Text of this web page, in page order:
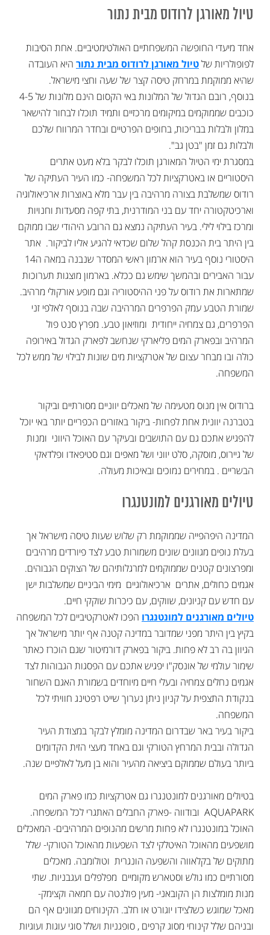
טיול מאורגן לרודוס מבית נתור
אחד מיעדי החופשה המשפחתיים האולטימטיביים. אחת הסיבות
לפופולריות שלטיול מאורגן לרודוס מבית נתור היא העובדה
שהיא ממוקמת במרחק טיסה קצר של שעה וחצי מישראל.
בנוסף, רובם הגדול של המלונות באי הקסום הינם מלונות של 4-5
כוכבים שממוקמים במיקומים מרכזיים ותמיד תוכלו לבחור להישאר
במלון ולבלות בבריכות, בחופים הפרטיים ובחדר המרווח שלכם
ולבלות גם זמן "בטן גב".
במסגרת ימי הטיול המאורגן תוכלו לבקר בלא מעט אתרים
היסטוריים או באטרקציות לכל המשפחה- כמו העיר העתיקה של
רודוס שמשלבת בצורה מרהיבה בין עבר מלא באוצרות ארכיאולוגיה
וארכיטקטורה יחד עם בני המודרנית, בתי קפה מסעדות וחנויות
ומרכז בילוי לילי. בעיר העתיקה נמצא גם הרובע היהודי שבו ממוקם
בין היתר בית הכנסת קהל שלום שכדאי להגיע אליו לביקור. אתר
היסטורי נוסף בעיר הוא ארמון ראשי המסדר שנבנה במאה ה14
עבור האבירים ובהמשך שימש גם ככלא. בארמון מוצגות תערוכות
שמתארות את רודוס על פני ההיסטוריה וגם מופע אורקולי מרהיב.
שמורת הטבע עמק הפרפרים המרהיבה שבה בנוסף לאלפי זני
הפרפרים, גם צמחיה ייחודית ומוזיאון טבע. מפרץ סנט פול
המרהיב ובפארק המים פליארקי שנחשב לפארק הגדול באירופה
כולה ובו מבחר עצום של אטרקציות מים שונות לבילוי של ממש לכל
המשפחה.
ברודוס אין מנוס מטעימה של מאכלים יווניים מסורתיים וביקור
בטברנה יוונית אחת לפחות- ביקור באזורים הכפריים יותר באי יוכל
להפגיש אתכם גם עם התושבים ובעיקר עם האוכל היווני ומנות
של גיירוס, מוסקה, סלט יווני ושל מאפים וגם סטיפאדו ופלדאקי
הבשריים . במחירים נמוכים ובאיכות מעולה.
טיולים מאורגנים למונטנגרו
המדינה היפהפייה שממוקמת רק שלוש שעות טיסה מישראל אך
בעלת נופים מגוונים שונים משמורות טבע לצד פיורדים מרהיבים
ומפרצונים קטנים שממוקמים למרגלותיהם של הצוקים הגבוהים.
אגמים כחולים, אתרים ארכיאולוגיים מימי הביניים שמשלבות ישן
עם חדש עם קניונים, שווקים, עם כיכרות שוקקי חיים.
טיולים מאורגנים למונטנגרו הפכו לאטרקטיביים לכל המשפחה
בקיץ בין היתר מפני שמדובר במדינה קטנה אף יותר מישראל אך
הגיוון בה רב לא פחות. ביקור בפארק דורמיטור שגם הוכרז כאתר
שימור עולמי של אונסק"ו יפגיש אתכם עם הפסגות הגבוהות לצד
אגמים נחלים צמחיה ובעלי חיים מיוחדים בשמורת האגם השחור
בנקודת התצפית על קניון ניתן נערוך שייט רפטינג חוויתי לכל
המשפחה.
ביקור בעיר באר שבדרום המדינה מומלץ לבקר במצודת העיר
הגדולה ובבית המרחץ הטורקי וגם באחד מעצי הזית הקדומים
ביותר בעולם שממוקם ביציאה מהעיר והוא בן מעל לאלפיים שנה.
בטיולים מאורגנים למונטנגרו גם אטרקציות כמו פארק המים
AQUAPARK ובודווה -פארק החבלים האתגרי לכל המשפחה.
האוכל במונטנגרו לא פחות מרשים מהנופים המרהיבים- המאכלים
מושפעים מהאוכל האיטלקי לצד השפעות מהאוכל הטורקי- שלל
מתוקים של בקלאווה והשפעה הונגרית וטולומבה. מאכלים
מסורתיים כמו גולש וסטארש מקומיים מפלפלים ועגבניות. שתי
מנות מומלצות הן הקובאני- מעין פולנטה עם חמאה וקצימק-
מאכל שמוגש כשלצידו יוגורט או חלב. הקינוחים מגוונים אף הם
ובניהם שלל קינוחי מסוג קרפים , סופגניות ושלל סוגי עוגות ועוגיות